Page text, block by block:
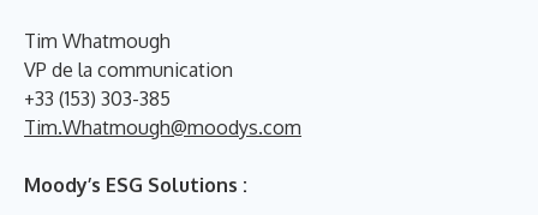
Tim Whatmough
VP de la communication
+33 (153) 303-385
Tim.Whatmough@moodys.com
Moody’s ESG Solutions :